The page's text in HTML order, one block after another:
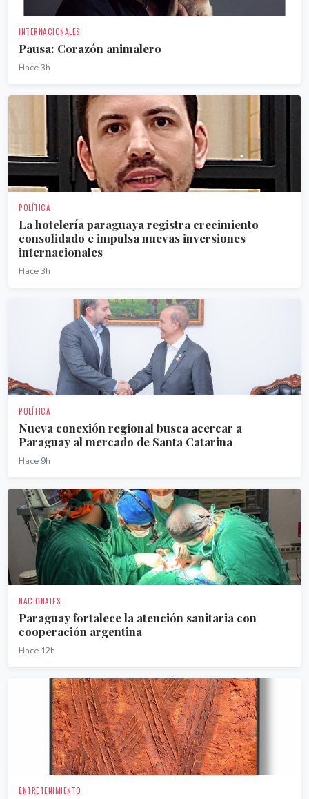
INTERNACIONALES
Pausa: Corazón animalero
Hace 3h
POLÍTICA
La hotelería paraguaya registra crecimiento
consolidado e impulsa nuevas inversiones
internacionales
Hace 3h
POLÍTICA
Nueva conexión regional busca acercar a
Paraguay al mercado de Santa Catarina
Hace 9h
NACIONALES
Paraguay fortalece la atención sanitaria con
cooperación argentina
Hace 12h
ENTRETENIMIENTO